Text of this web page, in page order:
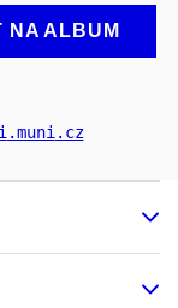
NA ALBUM
.muni.cz